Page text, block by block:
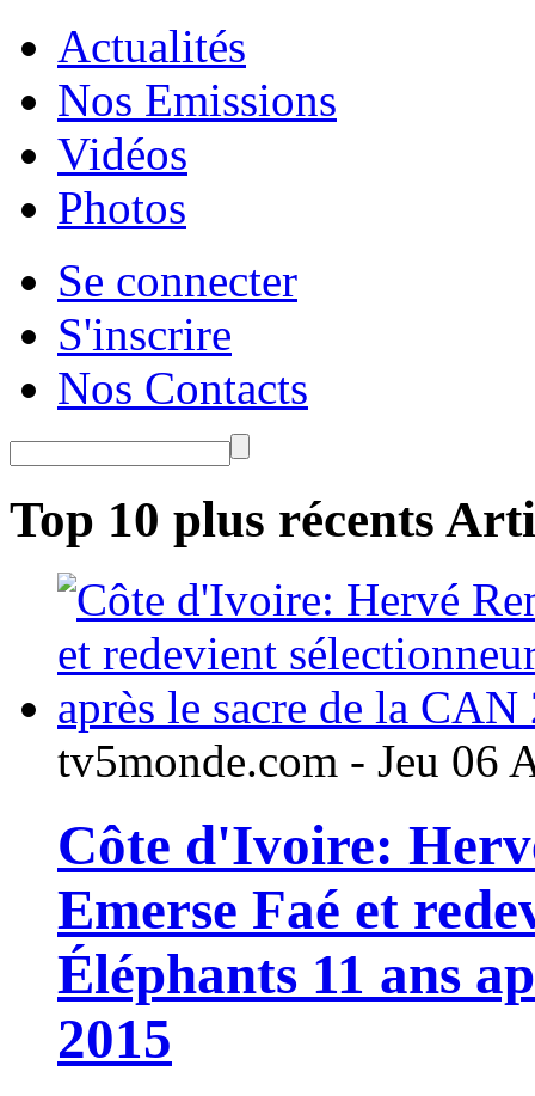
Actualités
Nos Emissions
Vidéos
Photos
Se connecter
S'inscrire
Nos Contacts
Top 10 plus récents
tv5monde.com - Jeu 06
Côte d'Ivoire:
Emerse Faé et
Éléphants 11 ans
2015